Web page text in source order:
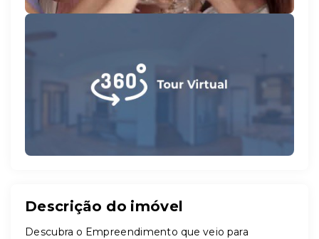
Descrição do imóvel
Descubra o Empreendimento que veio para